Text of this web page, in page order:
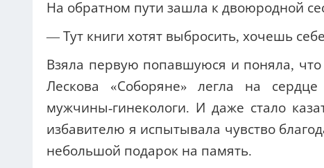
На обратном пути зашла к двоюродной
— Тут книги хотят выбросить, хочешь
Взяла первую попавшуюся и поняла,
Лескова «Соборяне» легла на
мужчины-гинекологи. И даже стало
избавителю я испытывала чувство
небольшой подарок на память.